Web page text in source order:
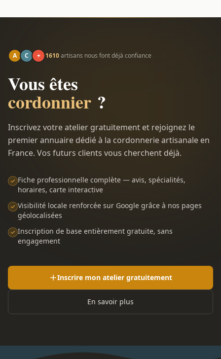
A C + 1610artisans nous font déjà confiance
Vous êtes
cordonnier ?
Inscrivez votre atelier gratuitement et rejoignez le
premier annuaire dédié à la cordonnerie artisanale en
France. Vos futurs clients vous cherchent déjà.
Fiche professionnelle complète — avis, spécialités,
horaires, carte interactive
Visibilité locale renforcée sur Google grâce à nos pages
géolocalisées
Inscription de base entièrement gratuite, sans
engagement
Inscrire mon atelier gratuitement
En savoir plus